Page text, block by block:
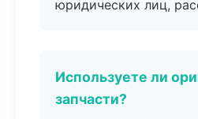
юридических лиц,
Используете ли
запчасти?